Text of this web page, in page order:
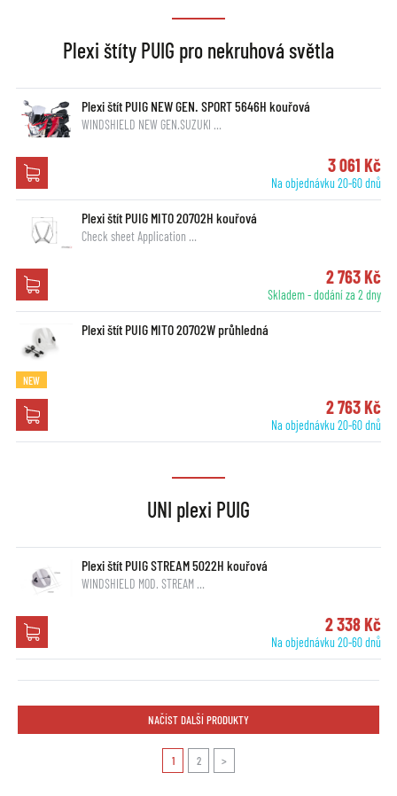
Plexi štíty PUIG pro nekruhová světla
Plexi štít PUIG NEW GEN. SPORT 5646H kouřová
WINDSHIELD NEW GEN.SUZUKI …
3 061 Kč
Na objednávku 20-60 dnů
Plexi štít PUIG MITO 20702H kouřová
Check sheet Application …
2 763 Kč
Skladem - dodání za 2 dny
Plexi štít PUIG MITO 20702W průhledná
NEW
2 763 Kč
Na objednávku 20-60 dnů
UNI plexi PUIG
Plexi štít PUIG STREAM 5022H kouřová
WINDSHIELD MOD. STREAM …
2 338 Kč
Na objednávku 20-60 dnů
NAČÍST DALŠÍ PRODUKTY
1 2 >